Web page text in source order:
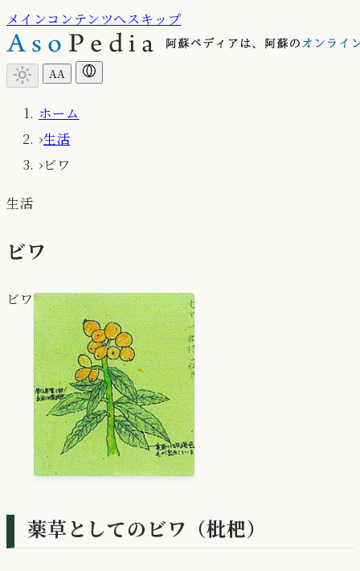
メインコンテンツへスキップ
light_mode AA
ホーム
›生活
›ビワ
生活
ビワ
ビワ
薬草としてのビワ（枇杷）